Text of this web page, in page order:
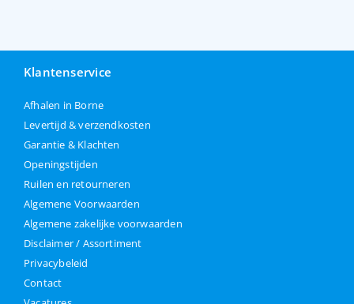
Klantenservice
Afhalen in Borne
Levertijd & verzendkosten
Garantie & Klachten
Openingstijden
Ruilen en retourneren
Algemene Voorwaarden
Algemene zakelijke voorwaarden
Disclaimer / Assortiment
Privacybeleid
Contact